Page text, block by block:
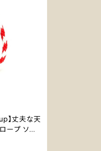
】丈夫な天